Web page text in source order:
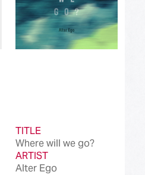
TITLE
Where will we go?
ARTIST
Alter Ego